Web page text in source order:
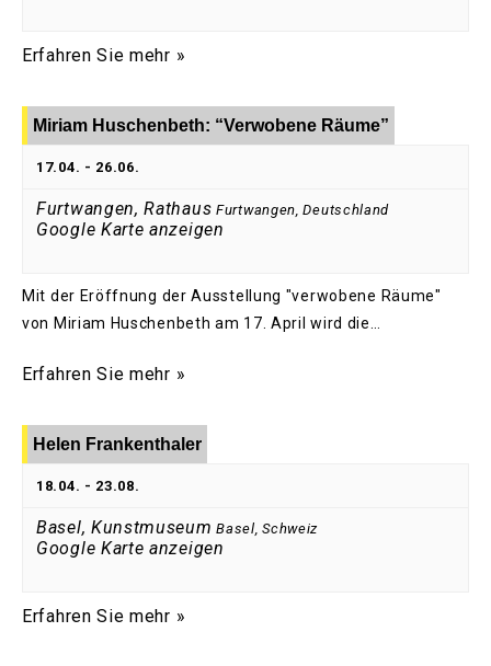
Erfahren Sie mehr »
Miriam Huschenbeth: “Verwobene Räume”
17.04. - 26.06.
Furtwangen, Rathaus Furtwangen, Deutschland
Google Karte anzeigen
Mit der Eröffnung der Ausstellung "verwobene Räume"
von Miriam Huschenbeth am 17. April wird die…
Erfahren Sie mehr »
Helen Frankenthaler
18.04. - 23.08.
Basel, Kunstmuseum Basel, Schweiz
Google Karte anzeigen
Erfahren Sie mehr »